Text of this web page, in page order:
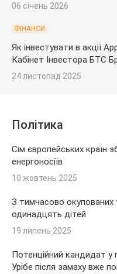
06 січень 2026
ФІНАНСИ
Як інвестувати в акції
Кабінет Інвестора БТС
24 листопад 2025
Політика
Сім європейських країн
енергоносіїв
10 жовтень 2025
З тимчасово окупованих
одинадцять дітей
19 липень 2025
Потенційний кандидат у
Урібе після замаху вже